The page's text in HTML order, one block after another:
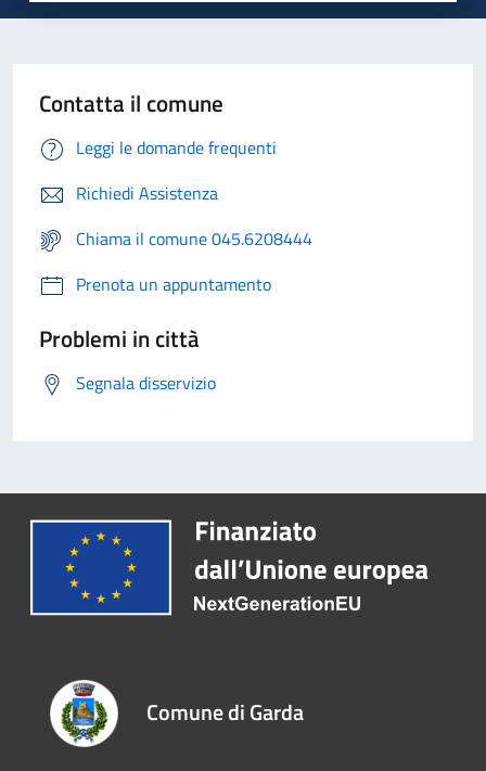
Contatta il comune
Leggi le domande frequenti
Richiedi Assistenza
Chiama il comune 045.6208444
Prenota un appuntamento
Problemi in città
Segnala disservizio
Comune di Garda